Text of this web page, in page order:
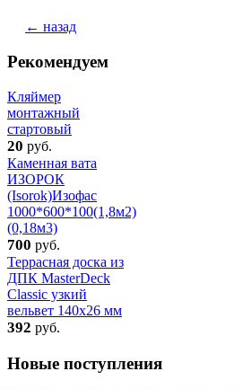
← назад
Рекомендуем
Кляймер
монтажный
стартовый
20 руб.
Каменная вата
ИЗОРОК
(Isorok)Изофас
1000*600*100(1,8м2)
(0,18м3)
700 руб.
Террасная доска из
ДПК MasterDeck
Classic узкий
вельвет 140х26 мм
392 руб.
Новые поступления